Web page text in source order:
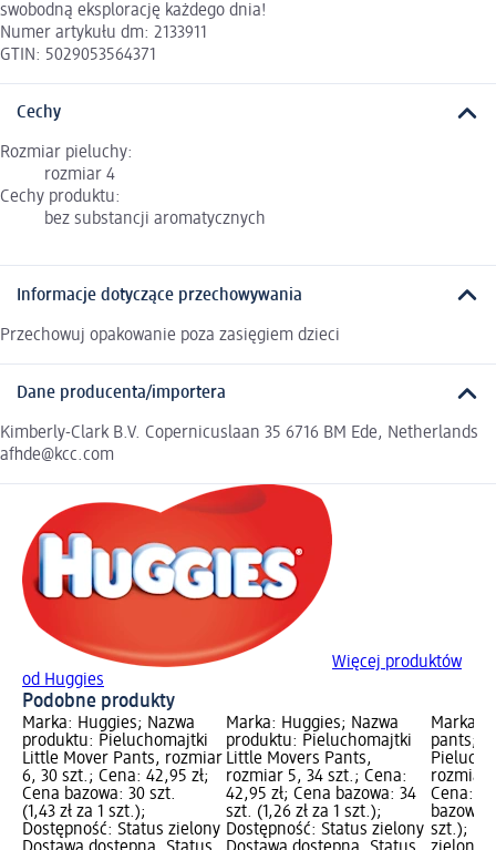
swobodną eksplorację każdego dnia!
Numer artykułu dm: 2133911
GTIN: 5029053564371
Cechy
Rozmiar pieluchy:
rozmiar 4
Cechy produktu:
bez substancji aromatycznych
Informacje dotyczące przechowywania
Przechowuj opakowanie poza zasięgiem dzieci
Dane producenta/importera
Kimberly-Clark B.V. Copernicuslaan 35 6716 BM Ede, Netherlands
afhde@kcc.com
Więcej produktów
od Huggies
Podobne produkty
Marka: Huggies; Nazwa
produktu: Pieluchomajtki
Little Mover Pants, rozmiar
6, 30 szt.; Cena: 42,95 zł;
Cena bazowa: 30 szt.
(1,43 zł za 1 szt.);
Dostępność: Status zielony
Marka: Huggies; Nazwa
produktu: Pieluchomajtki
Little Movers Pants,
rozmiar 5, 34 szt.; Cena:
42,95 zł; Cena bazowa: 34
szt. (1,26 zł za 1 szt.);
Dostępność: Status zielony
Marka:
pants;
rozmiar
Cena:
bazowa:
szt.);